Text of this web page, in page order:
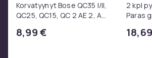
Korvatyynyt Bose QC35 I/II,
QC25, QC15, QC 2 AE 2, AE
SoundLink Black
8,99 €
2 kpl
Paras